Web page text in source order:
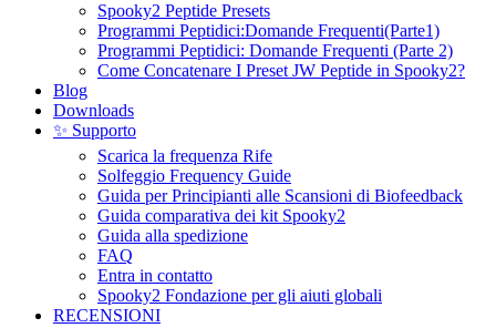
Spooky2 Peptide Presets
Programmi Peptidici:Domande Frequenti(Parte1)
Programmi Peptidici: Domande Frequenti (Parte 2)
Come Concatenare I Preset JW Peptide in Spooky2?
Blog
Downloads
✨ Supporto
Scarica la frequenza Rife
Solfeggio Frequency Guide
Guida per Principianti alle Scansioni di Biofeedback
Guida comparativa dei kit Spooky2
Guida alla spedizione
FAQ
Entra in contatto
Spooky2 Fondazione per gli aiuti globali
RECENSIONI